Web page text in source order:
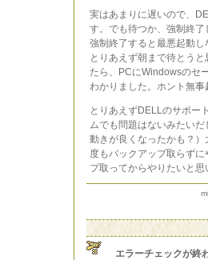
実はあまりに遅いので、
す。でも待つか、強制終
強制終了すると最悪起動
とりあえず朝まで待とう
たら、PCにWindowsのセ
わかりました。ホント無
とりあえずDELLのサポー
ムでも問題はないみたい
動きが良くなったかも？
度もバックアップ取らず
プ取ってからやりたいと思
エラーチェックが終